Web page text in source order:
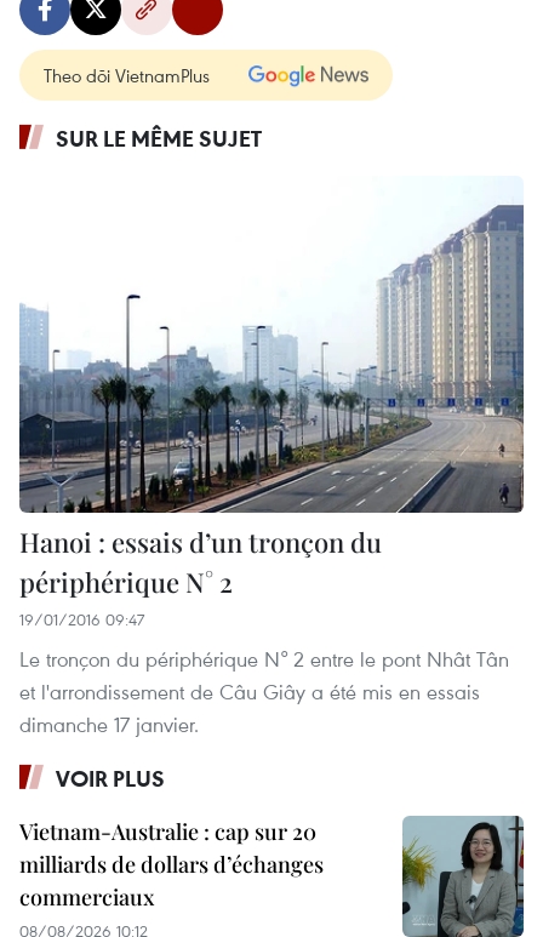
Theo dõi VietnamPlus
SUR LE MÊME SUJET
Hanoi : essais d’un tronçon du
périphérique N° 2
19/01/2016 09:47
Le tronçon du périphérique N° 2 entre le pont Nhât Tân
et l'arrondissement de Câu Giây a été mis en essais
dimanche 17 janvier.
VOIR PLUS
Vietnam-Australie : cap sur 20
milliards de dollars d’échanges
commerciaux
08/08/2026 10:12